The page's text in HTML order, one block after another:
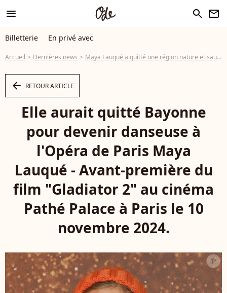
menu search newsletter
Billetterie En privé avec
Accueil Dernières news Maya Lauqué a quitté une région nature et sauvage pour Paris, grosse désillusion à la clé
arrow_left RETOUR ARTICLE
Elle aurait quitté Bayonne
pour devenir danseuse à
l'Opéra de Paris Maya
Lauqué - Avant-première du
film "Gladiator 2" au cinéma
Pathé Palace à Paris le 10
novembre 2024.